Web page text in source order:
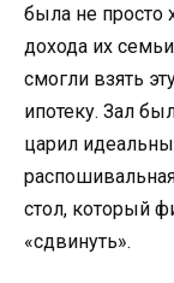
была не просто
дохода их
смогли взять
ипотеку. Зал
царил
стол, который
«сдвинуть».